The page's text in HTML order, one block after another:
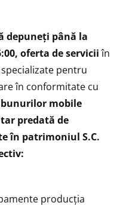
depuneţi până la
oferta de serviciiîn
pentru
în conformitate cu
mobile
predată de
în patrimoniul S.C.
producția